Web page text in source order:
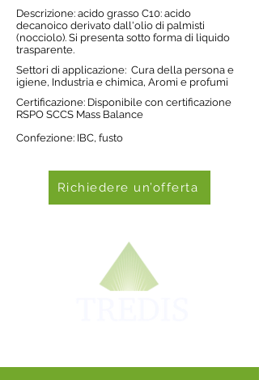
Descrizione: acido grasso C10: acido
decanoico derivato dall'olio di palmisti
(nocciolo). Si presenta sotto forma di liquido
trasparente.
Settori di applicazione: Cura della persona e
igiene, Industria e chimica, Aromi e profumi
Certificazione: Disponibile con certificazione
RSPO SCCS Mass Balance
Confezione: IBC, fusto
Richiedere un’offerta